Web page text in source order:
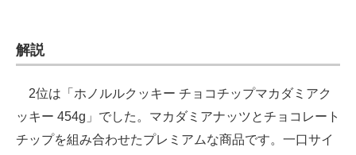
解説
2位は「ホノルルクッキー チョコチップマカダミアク
ッキー 454g」でした。マカダミアナッツとチョコレート
チップを組み合わせたプレミアムな商品です。一口サイ